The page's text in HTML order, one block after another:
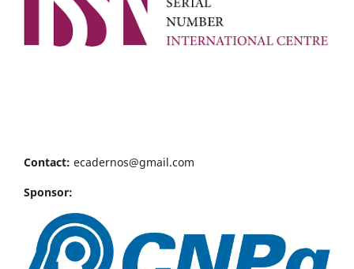
Contact: ecadernos@gmail.com
Sponsor: